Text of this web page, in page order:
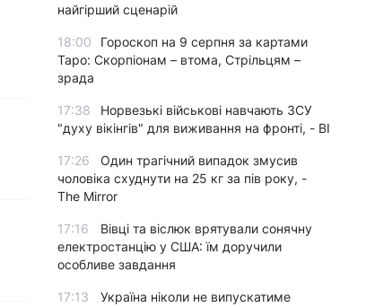
найгірший сценарій
18:00
Гороскоп на 9 серпня за картами
Таро: Скорпіонам – втома, Стрільцям –
зрада
17:38
Норвезькі військові навчають ЗСУ
"духу вікінгів" для виживання на фронті, - BI
17:26
Один трагічний випадок змусив
чоловіка схуднути на 25 кг за пів року, -
The Mirror
17:16
Вівці та віслюк врятували сонячну
електростанцію у США: їм доручили
особливе завдання
17:13
Україна ніколи не випускатиме